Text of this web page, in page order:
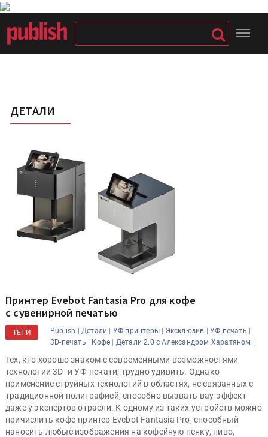
ДЕТАЛИ
Принтер Evebot Fantasia Pro для кофе
с сувенирной печатью
ТЕГИ Publish | Детали | УФ-принтеры | Эксклюзив |УФ-печать |
3D-печать | Кофе | Детали 2.0 с Александром Харатяном |
Тех, кто хорошо знаком с современными возможностями
технологии 3D- и УФ-печати, трудно удивить. Однако
применение струйных технологий в областях, не связанных с
традиционной полиграфией, способно вызвать вау-эффект
даже у экспертов отрасли. К одному из таких устройств можно
причислить кофе-принтер Evebot Fantasia Pro, способный
наносить любые изображения на кофейную пенку, пиво,